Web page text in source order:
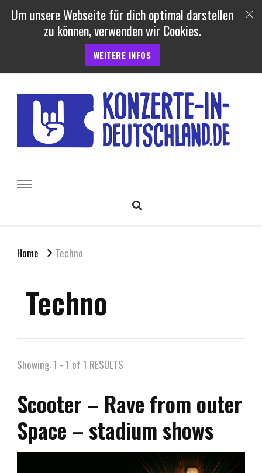
Um unsere Webseite für dich optimal darstellen
zu können, verwenden wir Cookies.
WEITERE INFOS
Deutschland
Veranstaltungen in Deutschland
Home Techno
Techno
Showing: 1 - 1 of 1 RESULTS
Scooter – Rave from outer
Space – stadium shows